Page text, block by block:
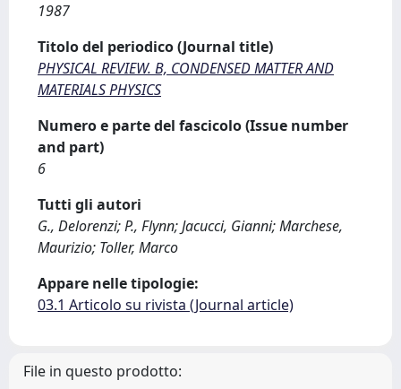
1987
Titolo del periodico (Journal title)
PHYSICAL REVIEW. B, CONDENSED MATTER AND
MATERIALS PHYSICS
Numero e parte del fascicolo (Issue number
and part)
6
Tutti gli autori
G., Delorenzi; P., Flynn; Jacucci, Gianni; Marchese,
Maurizio; Toller, Marco
Appare nelle tipologie:
03.1 Articolo su rivista (Journal article)
File in questo prodotto: